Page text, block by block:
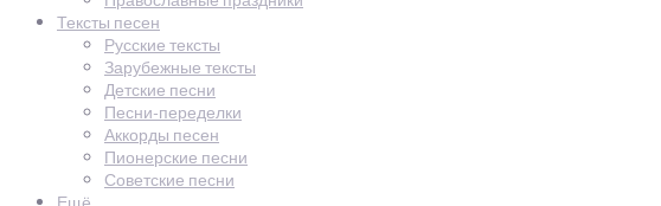
Тексты песен
Русские тексты
Зарубежные тексты
Детские песни
Песни-переделки
Аккорды песен
Пионерские песни
Советские песни